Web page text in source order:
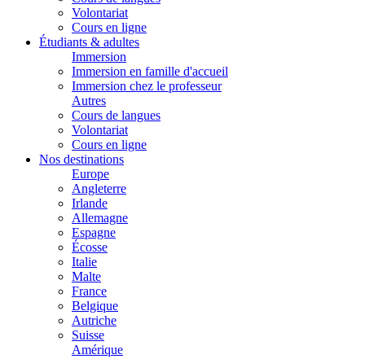
Volontariat
Cours en ligne
Étudiants & adultes
Immersion
Immersion en famille d'accueil
Immersion chez le professeur
Autres
Cours de langues
Volontariat
Cours en ligne
Nos destinations
Europe
Angleterre
Irlande
Allemagne
Espagne
Écosse
Italie
Malte
France
Belgique
Autriche
Suisse
Amérique